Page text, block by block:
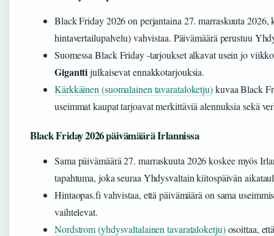
Black Friday 2026 on perjantaina 27. marraskuuta 2026,
hintavertailupalvelu) vahvistaa. Päivämäärä perustuu
Suomessa Black Friday -tarjoukset alkavat usein jo
Giganttijulkaisevat ennakkotarjouksia.
Kärkkäinen (suomalainen tavarataloketju)kuvaa Black
useimmat kaupat tarjoavat merkittäviä alennuksia sekä
Black Friday 2026 päivämäärä Irlannissa
Sama päivämäärä 27. marraskuuta 2026 koskee myös
tapahtuma, joka seuraa Yhdysvaltain kiitospäivän
Hintaopas.fi vahvistaa, että päivämäärä on sama
vaihtelevat.
Nordstrom (yhdysvaltalainen tavarataloketju)osoittaa,